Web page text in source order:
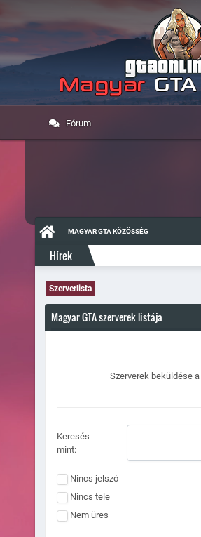
Fórum
MAGYAR GTA KÖZÖSSÉG
Hírek
Szerverlista
Magyar GTA szerverek listája
Szerverek beküldése a
Keresés
mint:
Nincs jelszó
Nincs tele
Nem üres